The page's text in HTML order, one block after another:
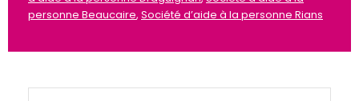
personne Beaucaire, Société d’aide à la personne Rians